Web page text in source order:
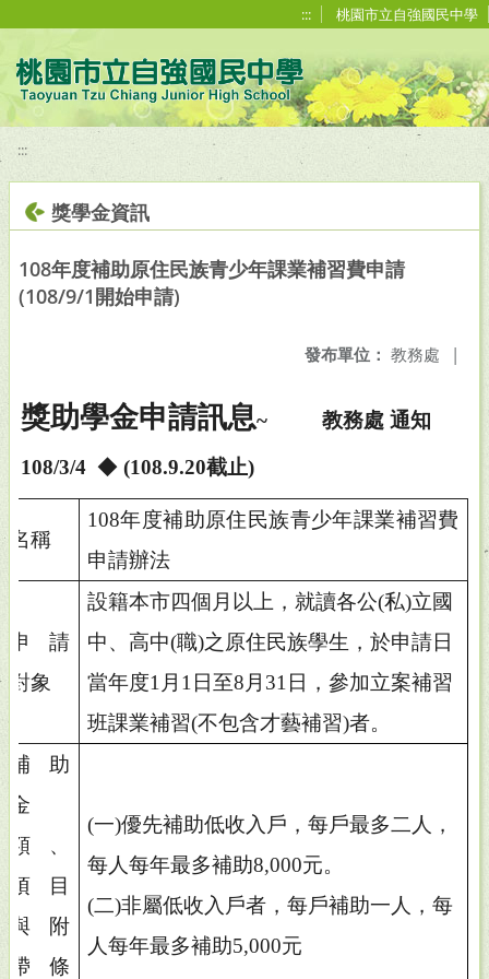
::: 桃園市立自強國民中學
:::
獎學金資訊
108年度補助原住民族青少年課業補習費申請
(108/9/1開始申請)
發布單位： 教務處 |
獎助學金申請訊息~ 教務處 通知
108/3/4 ◆ (108.9.20截止)
名稱
108年度補助原住民族青少年課業補習費
申請辦法
申請
對象
設籍本市四個月以上，就讀各公(私)立國
中、高中(職)之原住民族學生，於申請日
當年度1 月 1 日至8 月 31 日，參加立案補習
班課業補習(不包含才藝補習)者。
補助
金
額、
項目
與附
帶條
(一)優先補助低收入戶，每戶最多二人，
每人每年最多補助8,000元。
(二)非屬低收入戶者，每戶補助一人，每
人每年最多補助5,000元